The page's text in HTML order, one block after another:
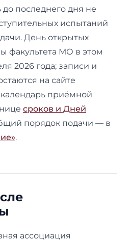
последнего дня не
испытаний
День открытых
факультета МО в этом
2026 года; записи и
на сайте
приёмной
сроков и Дней
порядок подачи — в
.
ассоциация